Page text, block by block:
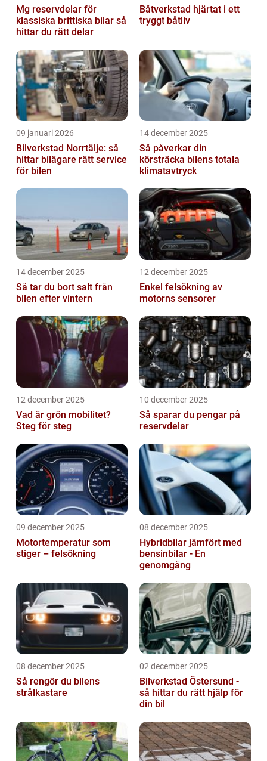
Mg reservdelar för
klassiska brittiska bilar så
hittar du rätt delar
Båtverkstad hjärtat i ett
tryggt båtliv
09 januari 2026
Bilverkstad Norrtälje: så
hittar bilägare rätt service
för bilen
14 december 2025
Så påverkar din
körsträcka bilens totala
klimatavtryck
14 december 2025
Så tar du bort salt från
bilen efter vintern
12 december 2025
Enkel felsökning av
motorns sensorer
12 december 2025
Vad är grön mobilitet?
Steg för steg
10 december 2025
Så sparar du pengar på
reservdelar
09 december 2025
Motortemperatur som
stiger – felsökning
08 december 2025
Hybridbilar jämfört med
bensinbilar - En
genomgång
08 december 2025
Så rengör du bilens
strålkastare
02 december 2025
Bilverkstad Östersund -
så hittar du rätt hjälp för
din bil